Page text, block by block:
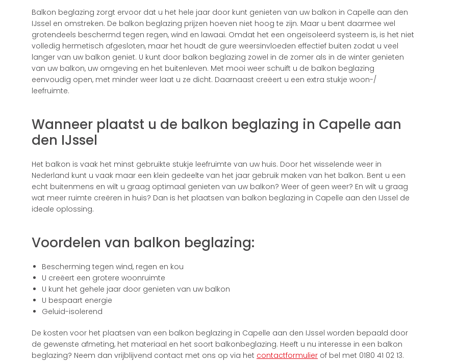
Balkon beglazing zorgt ervoor dat u het hele jaar door kunt genieten van uw balkon in Capelle aan den
IJssel en omstreken. De balkon beglazing prijzen hoeven niet hoog te zijn. Maar u bent daarmee wel
grotendeels beschermd tegen regen, wind en lawaai. Omdat het een ongeïsoleerd systeem is, is het niet
volledig hermetisch afgesloten, maar het houdt de gure weersinvloeden effectief buiten zodat u veel
langer van uw balkon geniet. U kunt door balkon beglazing zowel in de zomer als in de winter genieten
van uw balkon, uw omgeving en het buitenleven. Met mooi weer schuift u de balkon beglazing
eenvoudig open, met minder weer laat u ze dicht. Daarnaast creëert u een extra stukje woon-/
leefruimte.
Wanneer plaatst u de balkon beglazing in Capelle aan
den IJssel
Het balkon is vaak het minst gebruikte stukje leefruimte van uw huis. Door het wisselende weer in
Nederland kunt u vaak maar een klein gedeelte van het jaar gebruik maken van het balkon. Bent u een
echt buitenmens en wilt u graag optimaal genieten van uw balkon? Weer of geen weer? En wilt u graag
wat meer ruimte creëren in huis? Dan is het plaatsen van balkon beglazing in Capelle aan den IJssel de
ideale oplossing.
Voordelen van balkon beglazing:
Bescherming tegen wind, regen en kou
U creëert een grotere woonruimte
U kunt het gehele jaar door genieten van uw balkon
U bespaart energie
Geluid-isolerend
De kosten voor het plaatsen van een balkon beglazing in Capelle aan den IJssel worden bepaald door
de gewenste afmeting, het materiaal en het soort balkonbeglazing. Heeft u nu interesse in een balkon
beglazing? Neem dan vrijblijvend contact met ons op via het contactformulier of bel met 0180 41 02 13.